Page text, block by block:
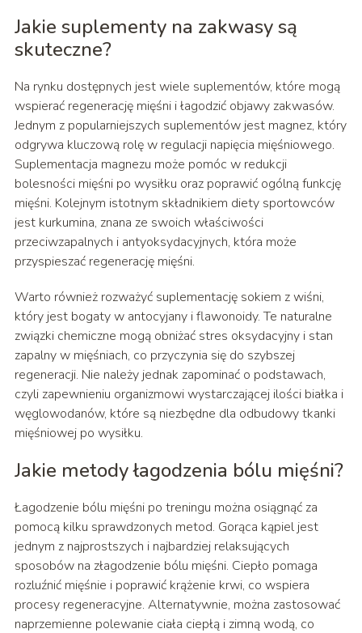
Jakie suplementy na zakwasy są
skuteczne?
Na rynku dostępnych jest wiele suplementów, które mogą
wspierać regenerację mięśni i łagodzić objawy zakwasów.
Jednym z popularniejszych suplementów jest magnez, który
odgrywa kluczową rolę w regulacji napięcia mięśniowego.
Suplementacja magnezu może pomóc w redukcji
bolesności mięśni po wysiłku oraz poprawić ogólną funkcję
mięśni. Kolejnym istotnym składnikiem diety sportowców
jest kurkumina, znana ze swoich właściwości
przeciwzapalnych i antyoksydacyjnych, która może
przyspieszać regenerację mięśni.
Warto również rozważyć suplementację sokiem z wiśni,
który jest bogaty w antocyjany i flawonoidy. Te naturalne
związki chemiczne mogą obniżać stres oksydacyjny i stan
zapalny w mięśniach, co przyczynia się do szybszej
regeneracji. Nie należy jednak zapominać o podstawach,
czyli zapewnieniu organizmowi wystarczającej ilości białka i
węglowodanów, które są niezbędne dla odbudowy tkanki
mięśniowej po wysiłku.
Jakie metody łagodzenia bólu mięśni?
Łagodzenie bólu mięśni po treningu można osiągnąć za
pomocą kilku sprawdzonych metod. Gorąca kąpiel jest
jednym z najprostszych i najbardziej relaksujących
sposobów na złagodzenie bólu mięśni. Ciepło pomaga
rozluźnić mięśnie i poprawić krążenie krwi, co wspiera
procesy regeneracyjne. Alternatywnie, można zastosować
naprzemienne polewanie ciała ciepłą i zimną wodą, co